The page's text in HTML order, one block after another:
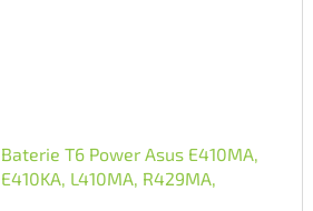
Baterie T6 Power Asus E410MA,
E410KA, L410MA, R429MA,